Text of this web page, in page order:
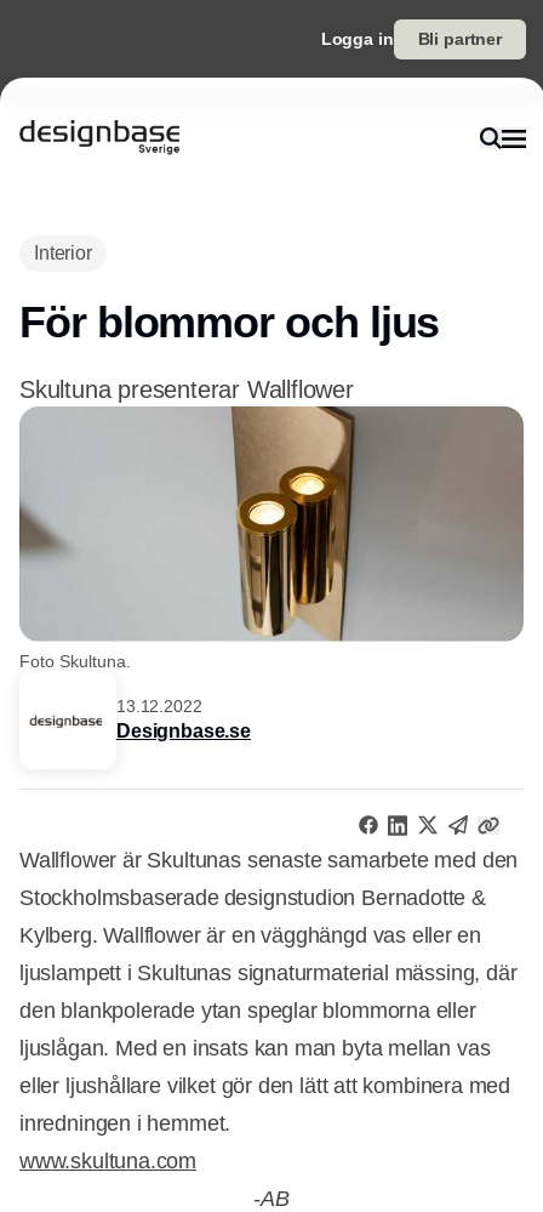
Logga in Bli partner
Interior
För blommor och ljus
Skultuna presenterar Wallflower
Foto Skultuna.
13.12.2022
Designbase.se
Wallflower är Skultunas senaste samarbete med den
Stockholmsbaserade designstudion Bernadotte &
Kylberg. Wallflower är en vägghängd vas eller en
ljuslampett i Skultunas signaturmaterial mässing, där
den blankpolerade ytan speglar blommorna eller
ljuslågan. Med en insats kan man byta mellan vas
eller ljushållare vilket gör den lätt att kombinera med
inredningen i hemmet.
www.skultuna.com
-AB